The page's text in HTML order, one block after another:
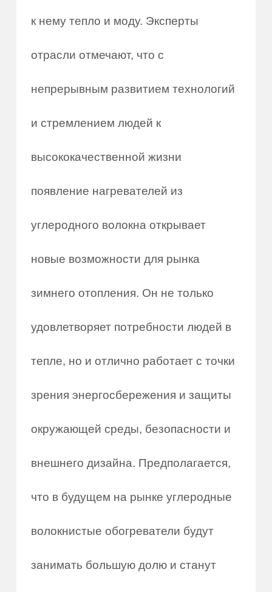
к нему тепло и моду. Эксперты
отрасли отмечают, что с
непрерывным развитием технологий
и стремлением людей к
высококачественной жизни
появление нагревателей из
углеродного волокна открывает
новые возможности для рынка
зимнего отопления. Он не только
удовлетворяет потребности людей в
тепле, но и отлично работает с точки
зрения энергосбережения и защиты
окружающей среды, безопасности и
внешнего дизайна. Предполагается,
что в будущем на рынке углеродные
волокнистые обогреватели будут
занимать большую долю и станут